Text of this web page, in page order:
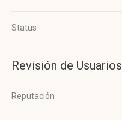
Status
Revisión de Usuarios
Reputación